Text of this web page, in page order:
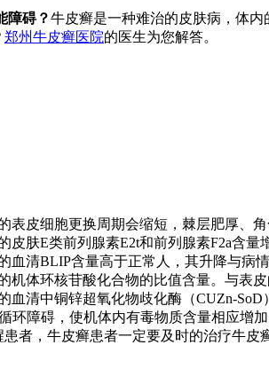
障碍？牛皮癣是一种难治的皮肤病，体
郑州牛皮癣医院的医生为您解答。
皮细胞更换周期会缩短，棘层肥厚、
肤E类前列腺素E2t和前列腺素F2a含量
清BLIP含量高于正常人，其升降与病情
体环核苷酸化合物的比值含量。与表
清中铜锌超氧化物歧化酶（CUZn-
环障碍，使机体内有毒物质含量相应增加
患者，牛皮癣患者一定要及时的治疗牛皮